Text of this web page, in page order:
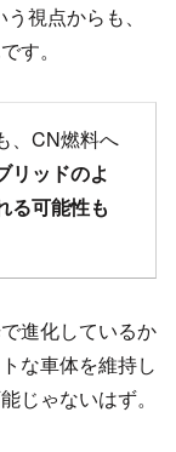
視点からも、
す。
、CN燃料へ
リッドのよ
る可能性も
進化しているか
な車体を維持し
じゃないはず。